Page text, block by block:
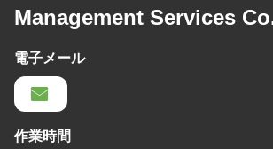
Management Services
電子メール
作業時間